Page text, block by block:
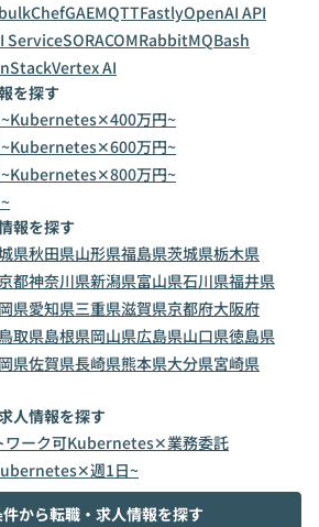
ChefGAEMQTTFastlyOpenAI API
ServiceSORACOMRabbitMQBash
Vertex AI
を探す
Kubernetes✕400万円~
Kubernetes✕600万円~
Kubernetes✕800万円~
報を探す
県秋田県山形県福島県茨城県栃木県
都神奈川県新潟県富山県石川県福井県
県愛知県三重県滋賀県京都府大阪府
鳥取県島根県岡山県広島県山口県徳島県
県佐賀県長崎県熊本県大分県宮崎県
人情報を探す
ーク可Kubernetes✕業務委託
週1日~
から転職・求人情報を探す